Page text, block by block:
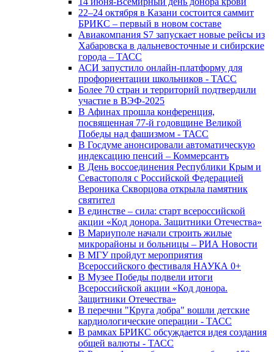
22–24 октября в Казани состоится саммит
БРИКС – первый в новом составе
Авиакомпания S7 запускает новые рейсы из
Хабаровска в дальневосточные и сибирские
города – ТАСС
АСИ запустило онлайн-платформу для
профориентации школьников - ТАСС
Более 70 стран и территорий подтвердили
участие в ВЭФ-2025
В Афинах прошла конференция,
посвященная 77-й годовщине Великой
Победы над фашизмом - ТАСС
В Госдуме анонсировали автоматическую
индексацию пенсий – Коммерсантъ
В День воссоединения Республики Крым и
Севастополя с Российской Федерацией
Вероника Скворцова открыла памятник
святител
В единстве – сила: старт всероссийской
акции «Код донора. Защитники Отечества»
В Мариуполе начали строить жилые
микрорайоны и больницы – РИА Новости
В МГУ пройдут мероприятия
Всероссийского фестиваля НАУКА 0+
В Музее Победы подвели итоги
Всероссийской акции «Код донора.
Защитники Отечества»
В перечни "Круга добра" вошли детские
кардиологические операции - ТАСС
В рамках БРИКС обсуждается идея создания
общей валюты - ТАСС